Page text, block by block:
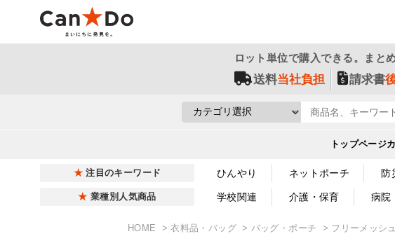
ロット単位で購入できる。まと
送料当社負担 請求書
トップページ
注目のキーワード ひんやり ネットポーチ 防
業種別人気商品 学校関連 介護・保育 病院
HOME 衣料品・バッグ バッグ・ポーチ フリーメッシ